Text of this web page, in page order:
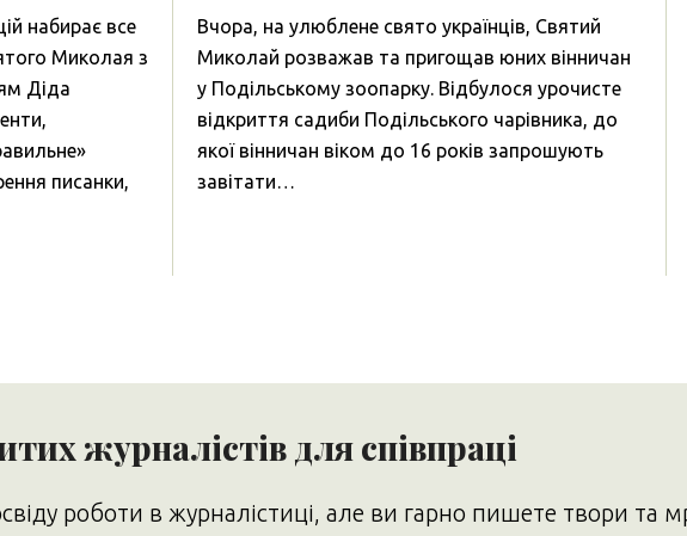
набирає все
Миколая з
Діда
писанки,
Вчора, на улюблене свято українців, Святий
Миколай розважав та пригощав юних вінничан
у Подільському зоопарку. Відбулося урочисте
відкриття садиби Подільського чарівника, до
якої вінничан віком до 16 років запрошують
завітати…
журналістів для співпраці
роботи в журналістиці, але ви гарно пишете твори та